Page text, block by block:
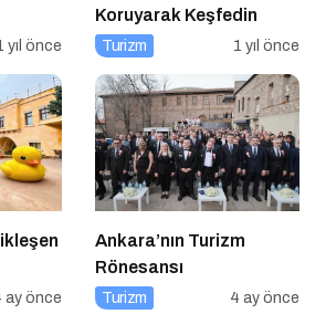
yıl önce
Koruyarak Keşfedin
Turizm 1 yıl önce
ay önce
Ankara’nın Turizm
Rönesansı
Turizm 4 ay önce